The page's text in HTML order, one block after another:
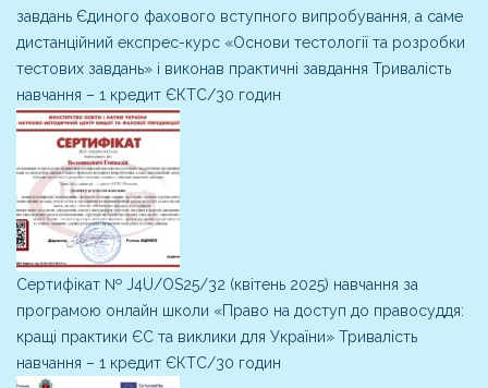
завдань Єдиного фахового вступного випробування, а саме
дистанційний експрес-курс «Основи тестології та розробки
тестових завдань» і виконав практичні завдання Тривалість
навчання – 1 кредит ЄКТС/30 годин
Сертифікат № J4U/OS25/32 (квітень 2025) навчання за
програмою онлайн школи «Право на доступ до правосуддя:
кращі практики ЄС та виклики для України» Тривалість
навчання – 1 кредит ЄКТС/30 годин